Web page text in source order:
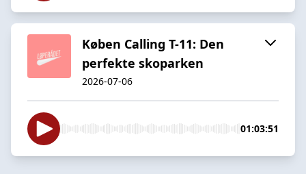
Køben Calling T-11: Den
perfekte skoparken
2026-07-06
01:03:51